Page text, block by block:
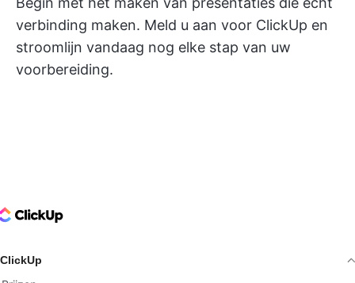
verbinding maken. Meld u aan voor ClickUp en
stroomlijn vandaag nog elke stap van uw
voorbereiding.
Logo
ClickUp